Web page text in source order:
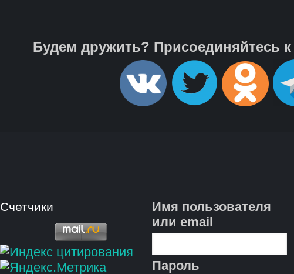
Будем дружить? Присоединяйтесь
Счетчики
Имя пользователя
или email
Пароль